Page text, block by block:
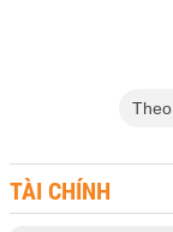
Theo
TÀI CHÍNH